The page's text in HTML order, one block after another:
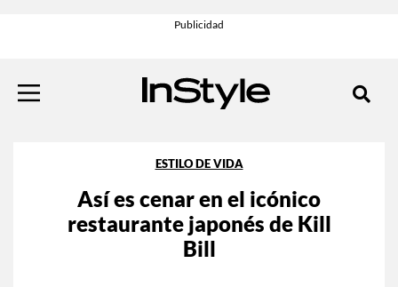
ESTILO DE VIDA
Así es cenar en el icónico
restaurante japonés de Kill
Bill